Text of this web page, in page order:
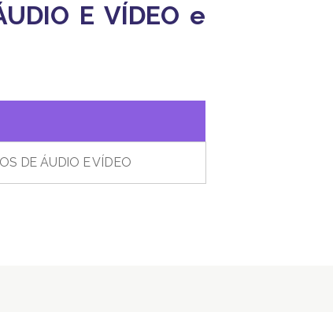
E VÍDEO e
DE ÁUDIO E VÍDEO